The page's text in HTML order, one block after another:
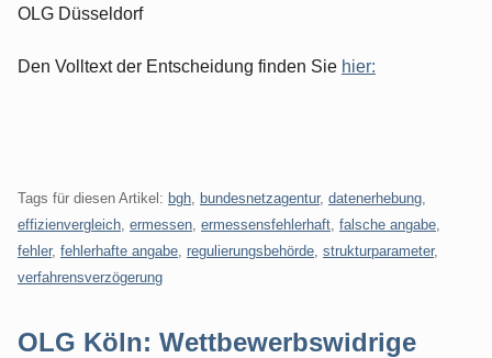
OLG Düsseldorf
Den Volltext der Entscheidung finden Sie hier:
Tags für diesen Artikel: bgh bundesnetzagentur, datenerhebung
effizienvergleich ermessen ermessensfehlerhaft falsche angabe
fehler, fehlerhafte angabe regulierungsbehörde strukturparameter,
verfahrensverzögerung
OLG Köln: Wettbewerbswidrige